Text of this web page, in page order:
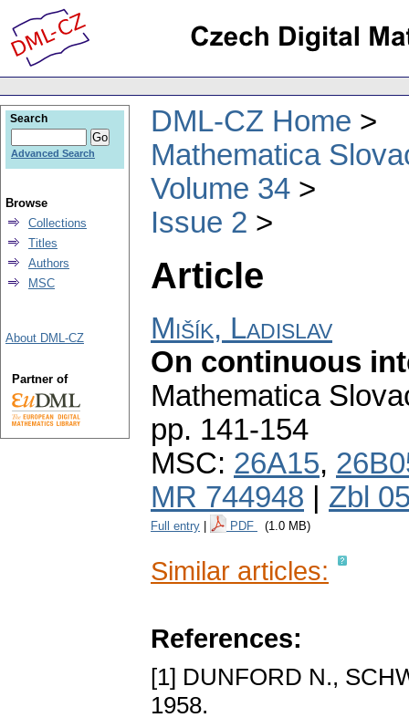
DML-CZ Home
Mathematica
Volume 34
Issue 2
Article
Mišík, Ladislav
On continuous
Mathematica
pp. 141-154
MSC: 26A15,
MR 744948
Zbl
Full entry PDF (1.0 MB)
Similar articles:
References:
[1] DUNFORD N.,
1958.
Search
Advanced Search
Browse
Collections
Titles
Authors
MSC
About DML-CZ
Partner of